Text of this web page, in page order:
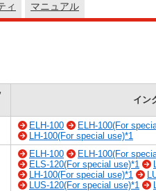
ィ マニュアル
イン
ELH-100 ELH-100(For
LH-100(For special use)*1
ELH-100 ELH-100(For
ELS-120(For special use)*1
LH-100(For special use)*1
LUS-120(For special use)*1